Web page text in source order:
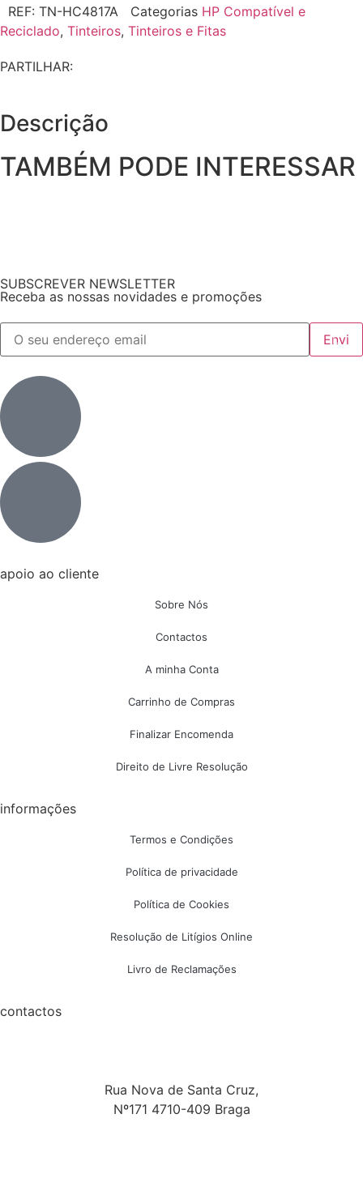
REF: TN-HC4817A Categorias HP Compatível e
Reciclado, Tinteiros, Tinteiros e Fitas
PARTILHAR:
Descrição
TAMBÉM PODE INTERESSAR
SUBSCREVER NEWSLETTER
Receba as nossas novidades e promoções
apoio ao cliente
Sobre Nós
Contactos
A minha Conta
Carrinho de Compras
Finalizar Encomenda
Direito de Livre Resolução
informações
Termos e Condições
Política de privacidade
Política de Cookies
Resolução de Litígios Online
Livro de Reclamações
contactos
Rua Nova de Santa Cruz,
Nº171 4710-409 Braga